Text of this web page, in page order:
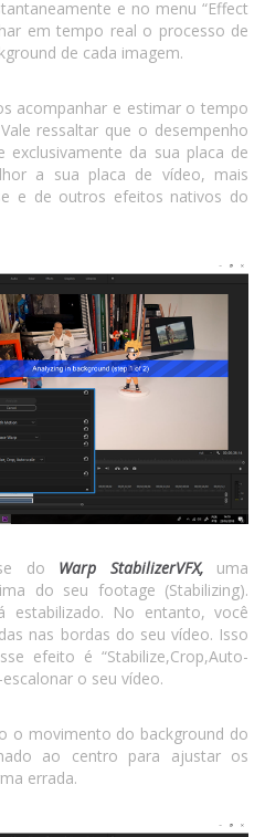
e no menu “Effect
em tempo real o processo de
de cada imagem.
acompanhar e estimar o tempo
ressaltar que o desempenho
da sua placa de
a sua placa de vídeo, mais
e de outros efeitos nativos do
do Warp StabilizerVFX, uma
do seu footage (Stabilizing).
No entanto, você
nas bordas do seu vídeo. Isso
efeito é “Stabilize,Crop,Auto-
o seu vídeo.
o movimento do background do
ao centro para ajustar os
errada.